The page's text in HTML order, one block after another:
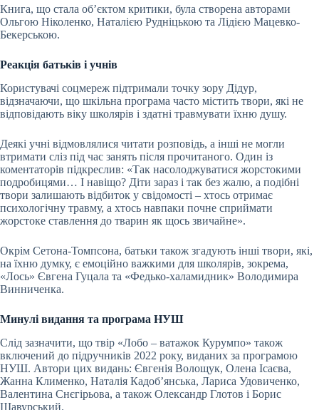
Книга, що стала об’єктом критики, була створена авторами
Ольгою Ніколенко, Наталією Рудніцькою та Лідією Мацевко-
Бекерською.
Реакція батьків і учнів
Користувачі соцмереж підтримали точку зору Дідур,
відзначаючи, що шкільна програма часто містить твори, які не
відповідають віку школярів і здатні травмувати їхню душу.
Деякі учні відмовлялися читати розповідь, а інші не могли
втримати сліз під час занять після прочитаного. Один із
коментаторів підкреслив: «Так насолоджуватися жорстокими
подробицями… І навіщо? Діти зараз і так без жалю, а подібні
твори залишають відбиток у свідомості – хтось отримає
психологічну травму, а хтось навпаки почне сприймати
жорстоке ставлення до тварин як щось звичайне».
Окрім Сетона-Томпсона, батьки також згадують інші твори, які,
на їхню думку, є емоційно важкими для школярів, зокрема,
«Лось» Євгена Гуцала та «Федько-халамидник» Володимира
Винниченка.
Минулі видання та програма НУШ
Слід зазначити, що твір «Лобо – ватажок Курумпо» також
включений до підручників 2022 року, виданих за програмою
НУШ. Автори цих видань: Євгенія Волощук, Олена Ісаєва,
Жанна Клименко, Наталія Кадоб’янська, Лариса Удовиченко,
Валентина Снєгірьова, а також Олександр Глотов і Борис
Щавурський.